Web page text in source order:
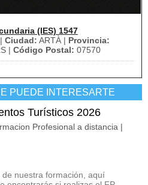
(IES) 1547
Ciudad: ARTÀ | Provincia:
| Código Postal: 07570
PUEDE INTERESARTE
Turísticos 2026
Profesional a distancia |
nuestra formación, aquí